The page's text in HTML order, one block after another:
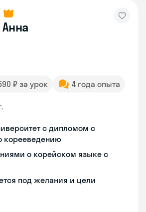
Анна
₽ за урок 4 года опыта
с дипломом с
корееведению
о корейском языке с
под желания и цели